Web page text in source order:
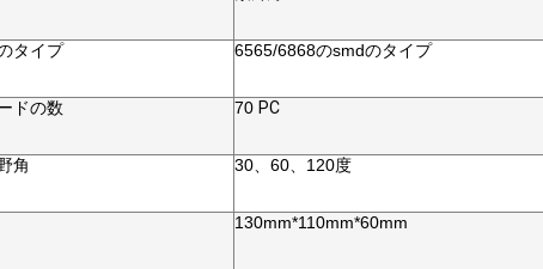
タイプ 6565/6868のsmdのタイプ
ドの数 70 PC
角 30、60、120度
130mm*110mm*60mm